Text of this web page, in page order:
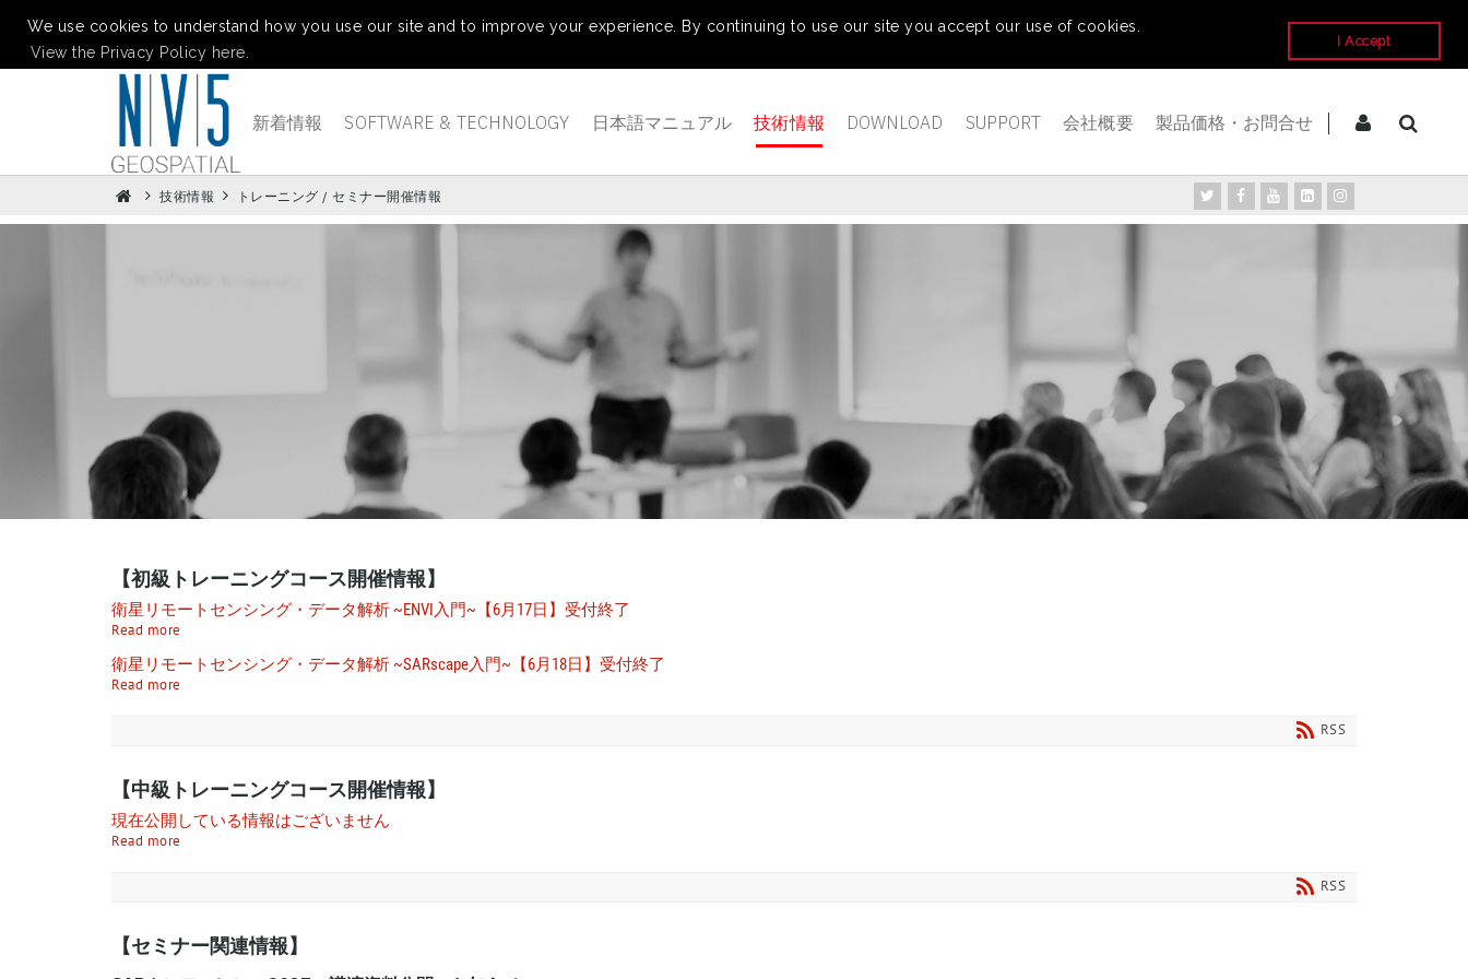
We use cookies to understand how you use our site and to improve your experience. By continuing to use our site you accept our use of cookies.
View the Privacy Policy here.
I Accept
新着情報 SOFTWARE & TECHNOLOGY 日本語マニュアル 技術情報 DOWNLOAD SUPPORT 会社概要 製品価格・お問合せ
技術情報 トレーニング / セミナー開催情報
【初級トレーニングコース開催情報】
衛星リモートセンシング・データ解析 ~ENVI入門~【6月17日】受付終了
Read more
衛星リモートセンシング・データ解析 ~SARscape入門~【6月18日】受付終了
Read more
RSS
【中級トレーニングコース開催情報】
現在公開している情報はございません
Read more
RSS
【セミナー関連情報】